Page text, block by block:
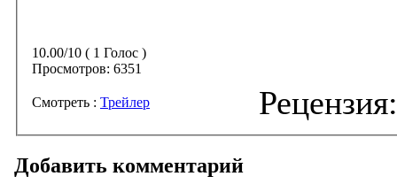
10.00/10 ( 1 Голос )
Просмотров: 6351
Смотреть : Трейлер
Добавить комментарий